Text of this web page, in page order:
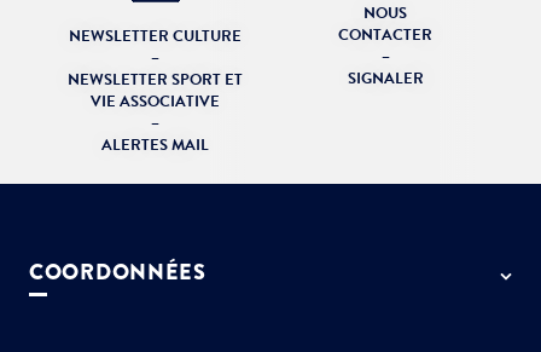
NEWSLETTER CULTURE
–
NEWSLETTER SPORT ET
VIE ASSOCIATIVE
–
ALERTES MAIL
NOUS
CONTACTER
–
SIGNALER
COORDONNÉES